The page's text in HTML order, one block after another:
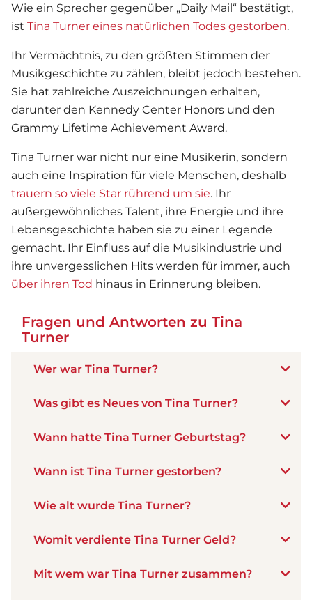
Wie ein Sprecher gegenüber „Daily Mail“ bestätigt,
ist Tina Turner eines natürlichen Todes gestorben.
Ihr Vermächtnis, zu den größten Stimmen der
Musikgeschichte zu zählen, bleibt jedoch bestehen.
Sie hat zahlreiche Auszeichnungen erhalten,
darunter den Kennedy Center Honors und den
Grammy Lifetime Achievement Award.
Tina Turner war nicht nur eine Musikerin, sondern
auch eine Inspiration für viele Menschen, deshalb
trauern so viele Star rührend um sie. Ihr
außergewöhnliches Talent, ihre Energie und ihre
Lebensgeschichte haben sie zu einer Legende
gemacht. Ihr Einfluss auf die Musikindustrie und
ihre unvergesslichen Hits werden für immer, auch
über ihren Tod hinaus in Erinnerung bleiben.
Fragen und Antworten zu Tina
Turner
Wer war Tina Turner?
Was gibt es Neues von Tina Turner?
Wann hatte Tina Turner Geburtstag?
Wann ist Tina Turner gestorben?
Wie alt wurde Tina Turner?
Womit verdiente Tina Turner Geld?
Mit wem war Tina Turner zusammen?